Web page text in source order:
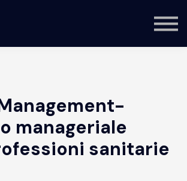
Sign up
manageriale
sanitarie